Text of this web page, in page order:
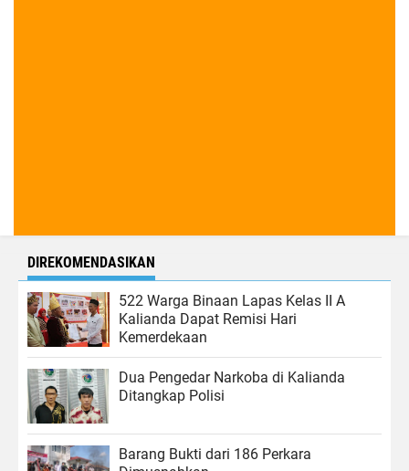
DIREKOMENDASIKAN
522 Warga Binaan Lapas Kelas II A
Kalianda Dapat Remisi Hari
Kemerdekaan
Dua Pengedar Narkoba di Kalianda
Ditangkap Polisi
Barang Bukti dari 186 Perkara